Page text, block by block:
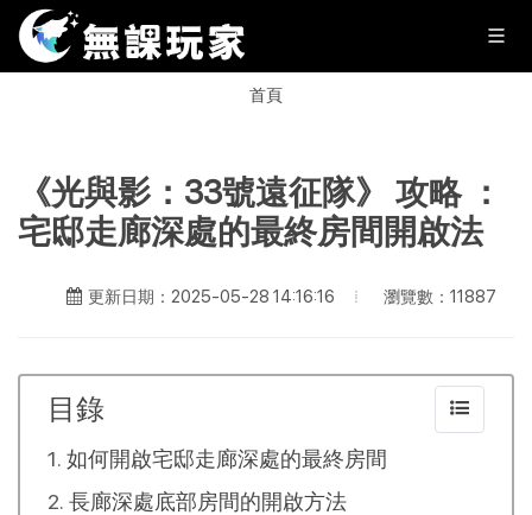
首頁
《光與影：33號遠征隊》 攻略 ：
宅邸走廊深處的最終房間開啟法
更新日期：2025-05-28 14:16:16 瀏覽數：11887
目錄
如何開啟宅邸走廊深處的最終房間
長廊深處底部房間的開啟方法